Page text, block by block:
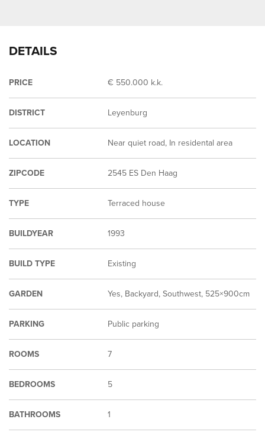
DETAILS
PRICE € 550.000 k.k.
DISTRICT Leyenburg
LOCATION Near quiet road, In residental area
ZIPCODE 2545 ES Den Haag
TYPE Terraced house
BUILDYEAR 1993
BUILD TYPE Existing
GARDEN Yes, Backyard, Southwest, 525×900cm
PARKING Public parking
ROOMS 7
BEDROOMS 5
BATHROOMS 1